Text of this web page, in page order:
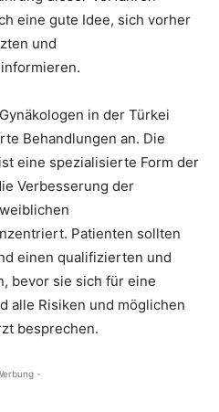
eine gute Idee, sich vorher
und
in der Türkei
Behandlungen an. Die
eine spezialisierte Form der
Verbesserung der
Patienten sollten
einen qualifizierten und
bevor sie sich für eine
alle Risiken und möglichen
besprechen.
-